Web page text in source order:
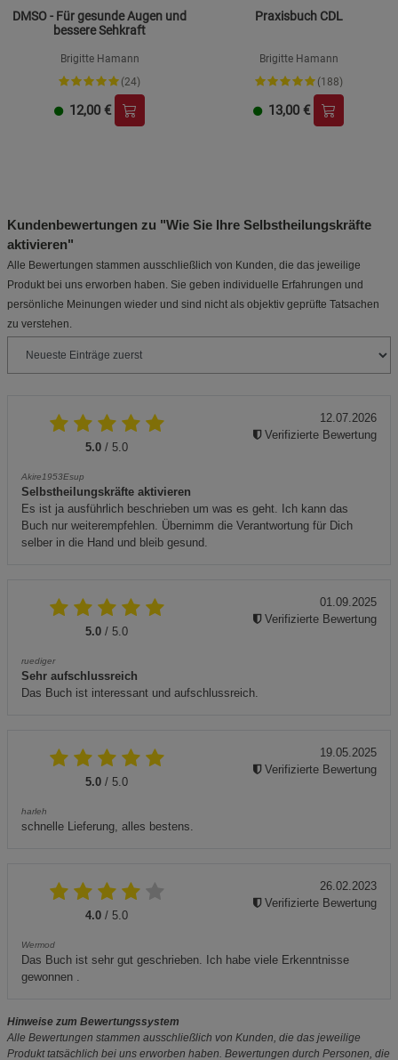
DMSO - Für gesunde Augen und
bessere Sehkraft
Brigitte Hamann
(24)
12,00 €
Praxisbuch CDL
Brigitte Hamann
(188)
13,00 €
Kundenbewertungen zu "Wie Sie Ihre Selbstheilungskräfte
aktivieren"
Alle Bewertungen stammen ausschließlich von Kunden, die das jeweilige
Produkt bei uns erworben haben. Sie geben individuelle Erfahrungen und
persönliche Meinungen wieder und sind nicht als objektiv geprüfte Tatsachen
zu verstehen.
5.0 / 5.0
Akire1953Esup
Selbstheilungskräfte aktivieren
Es ist ja ausführlich beschrieben um was es geht. Ich kann das
Buch nur weiterempfehlen. Übernimm die Verantwortung für Dich
selber in die Hand und bleib gesund.
12.07.2026
Verifizierte Bewertung
5.0 / 5.0
ruediger
Sehr aufschlussreich
Das Buch ist interessant und aufschlussreich.
01.09.2025
Verifizierte Bewertung
5.0 / 5.0
harleh
schnelle Lieferung, alles bestens.
19.05.2025
Verifizierte Bewertung
4.0 / 5.0
Wermod
Das Buch ist sehr gut geschrieben. Ich habe viele Erkenntnisse
gewonnen .
26.02.2023
Verifizierte Bewertung
Hinweise zum Bewertungssystem
Alle Bewertungen stammen ausschließlich von Kunden, die das jeweilige
Produkt tatsächlich bei uns erworben haben. Bewertungen durch Personen, die